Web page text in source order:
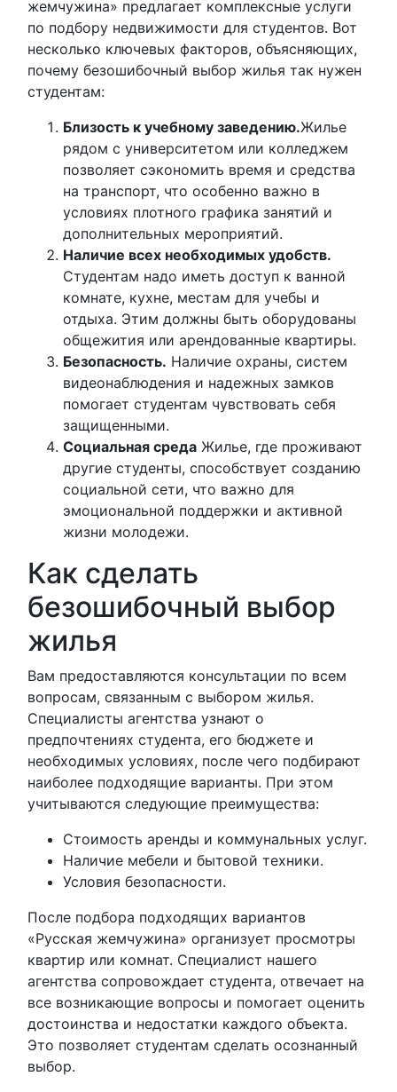
жемчужина» предлагает комплексные услуги
по подбору недвижимости для студентов. Вот
несколько ключевых факторов, объясняющих,
почему безошибочный выбор жилья так нужен
студентам:
Близость к учебному заведению.Жилье
рядом с университетом или колледжем
позволяет сэкономить время и средства
на транспорт, что особенно важно в
условиях плотного графика занятий и
дополнительных мероприятий.
Наличие всех необходимых удобств.
Студентам надо иметь доступ к ванной
комнате, кухне, местам для учебы и
отдыха. Этим должны быть оборудованы
общежития или арендованные квартиры.
Безопасность. Наличие охраны, систем
видеонаблюдения и надежных замков
помогает студентам чувствовать себя
защищенными.
Социальная среда Жилье, где проживают
другие студенты, способствует созданию
социальной сети, что важно для
эмоциональной поддержки и активной
жизни молодежи.
Как сделать
безошибочный выбор
жилья
Вам предоставляются консультации по всем
вопросам, связанным с выбором жилья.
Специалисты агентства узнают о
предпочтениях студента, его бюджете и
необходимых условиях, после чего подбирают
наиболее подходящие варианты. При этом
учитываются следующие преимущества:
Стоимость аренды и коммунальных услуг.
Наличие мебели и бытовой техники.
Условия безопасности.
После подбора подходящих вариантов
«Русская жемчужина» организует просмотры
квартир или комнат. Специалист нашего
агентства сопровождает студента, отвечает на
все возникающие вопросы и помогает оценить
достоинства и недостатки каждого объекта.
Это позволяет студентам сделать осознанный
выбор.